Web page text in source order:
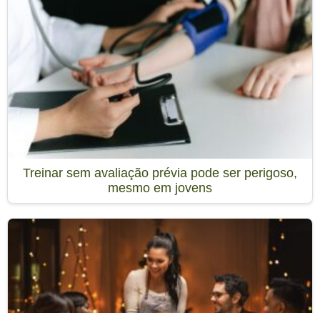
Treinar sem avaliação prévia pode ser perigoso,
mesmo em jovens